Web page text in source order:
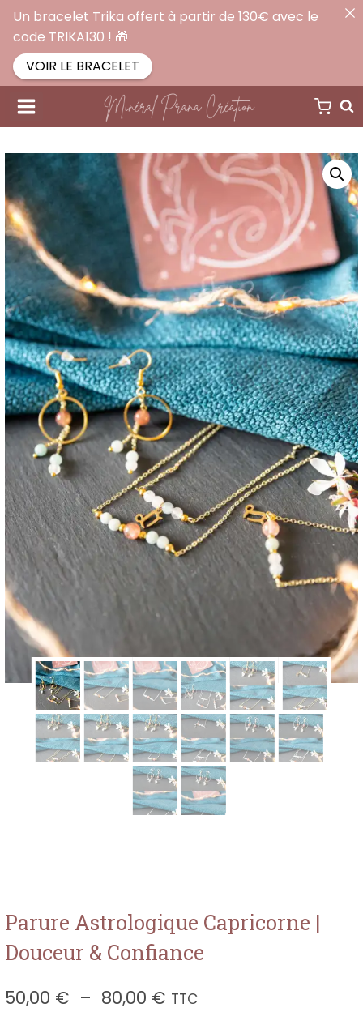
Aller
au
Parure Astrologique Capricorne |
Douceur & Confiance
50,00 € – 80,00 €Plage
TTC
Un bracelet Trika offert à partir de 130€ avec le
code TRIKA130 ! 🎁
VOIR LE BRACELET